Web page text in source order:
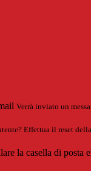
Verrà inviato un
Effettua il reset
la casella di posta